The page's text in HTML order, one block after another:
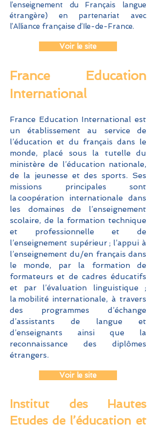
l’enseignement du Français langue
étrangère) en partenariat avec
l’Alliance française d’Ile-de-France.
Voir le site
France Education
International
France Education International est
un établissement au service de
l’éducation et du français dans le
monde, placé sous la tutelle du
ministère de l’éducation nationale,
de la jeunesse et des sports. Ses
missions principales sont
la coopération internationale dans
les domaines de l’enseignement
scolaire, de la formation technique
et professionnelle et de
l’enseignement supérieur ; l’appui à
l’enseignement du/en français dans
le monde, par la formation de
formateurs et de cadres éducatifs
et par l’évaluation linguistique ;
la mobilité internationale, à travers
des programmes d’échange
d’assistants de langue et
d’enseignants ainsi que la
reconnaissance des diplômes
étrangers.
Voir le site
Institut des Hautes
Etudes de l’éducation et